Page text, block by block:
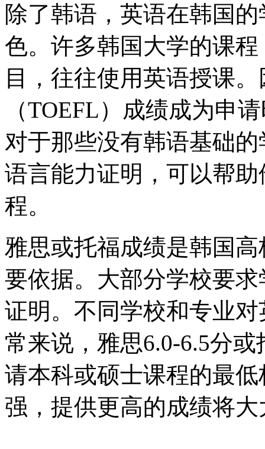
除了韩语，英语在韩国
色。许多韩国大学的课
目，往往使用英语授课
（TOEFL）成绩成为申
对于那些没有韩语基础
语言能力证明，可以帮
程。
雅思或托福成绩是韩国
要依据。大部分学校要
证明。不同学校和专业
常来说，雅思6.0-6.5分
请本科或硕士课程的最
强，提供更高的成绩将